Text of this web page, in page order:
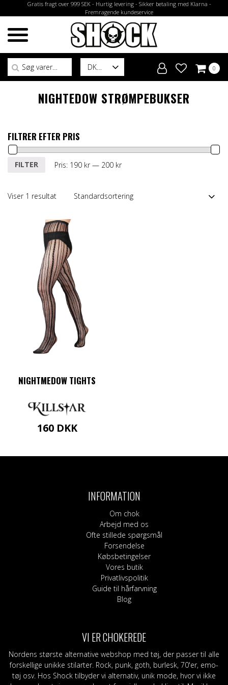
Gratis fragt over 999 SEK - Hurtig levering - Sikker betaling med Klarna -
Fremragende kundeservice
DK
Søg efter:
0
NIGHTEDOW STRØMPEBUKSER
FILTRER EFTER PRIS
Mindste
Højeste
FILTER Pris: 190 kr— 200 kr
Viser 1 resultat
NIGHTMEDOW TIGHTS
160 DKK
INFORMATION
Om chok
Arbejd med os
Ofte stillede spørgsmål
Forsendelse
Købsbetingelser
Vores butik
Privatlivspolitik
Guide til hårfarvning
Blog
VI ER CHOKEREDE
Nordens største alternative webshop med tøj, der passer til alle
forskellige unikke stilarter. Rock, punk, goth, burlesk, 70'er, emo-
tøj osv. Hos Shock tilbyder vi alternativ, unik mode, hvor vi ikke